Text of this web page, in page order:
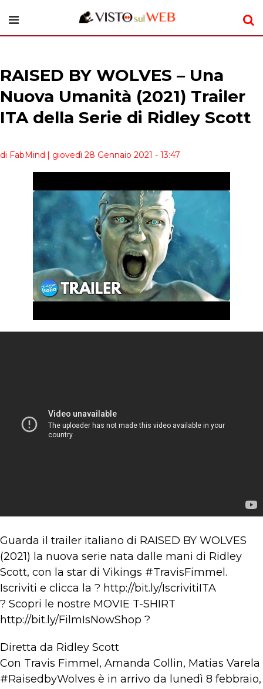
RAISED BY WOLVES – Una
Nuova Umanità (2021) Trailer
ITA della Serie di Ridley Scott
di FabMind | giovedì 28 Gennaio 2021 - 13:47
Guarda il trailer italiano di RAISED BY WOLVES
(2021) la nuova serie nata dalle mani di Ridley
Scott, con la star di Vikings #TravisFimmel.
Iscriviti e clicca la ? http://bit.ly/IscrivitiITA
? Scopri le nostre MOVIE T-SHIRT
http://bit.ly/FilmIsNowShop ?
Diretta da Ridley Scott
Con Travis Fimmel, Amanda Collin, Matias Varela
#RaisedbyWolves è in arrivo da lunedì 8 febbraio,